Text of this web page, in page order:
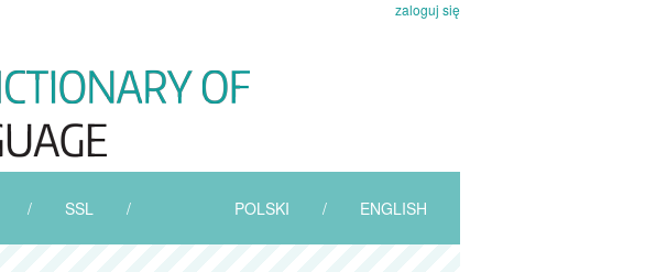
zaloguj się
/ SSL / POLSKI / ENGLISH